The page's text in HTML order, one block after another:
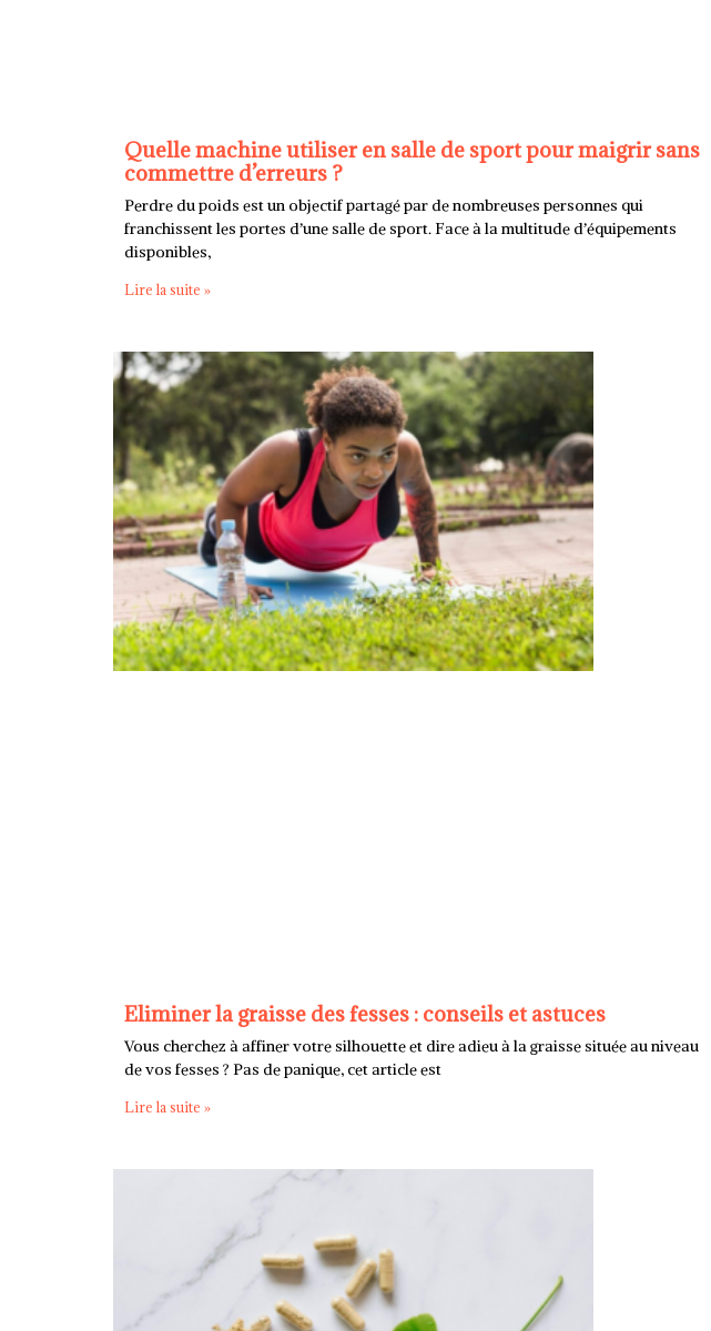
Quelle machine utiliser en salle de sport pour maigrir sans
commettre d’erreurs ?
Perdre du poids est un objectif partagé par de nombreuses personnes qui
franchissent les portes d’une salle de sport. Face à la multitude d’équipements
disponibles,
Lire la suite »
Eliminer la graisse des fesses : conseils et astuces
Vous cherchez à affiner votre silhouette et dire adieu à la graisse située au niveau
de vos fesses ? Pas de panique, cet article est
Lire la suite »